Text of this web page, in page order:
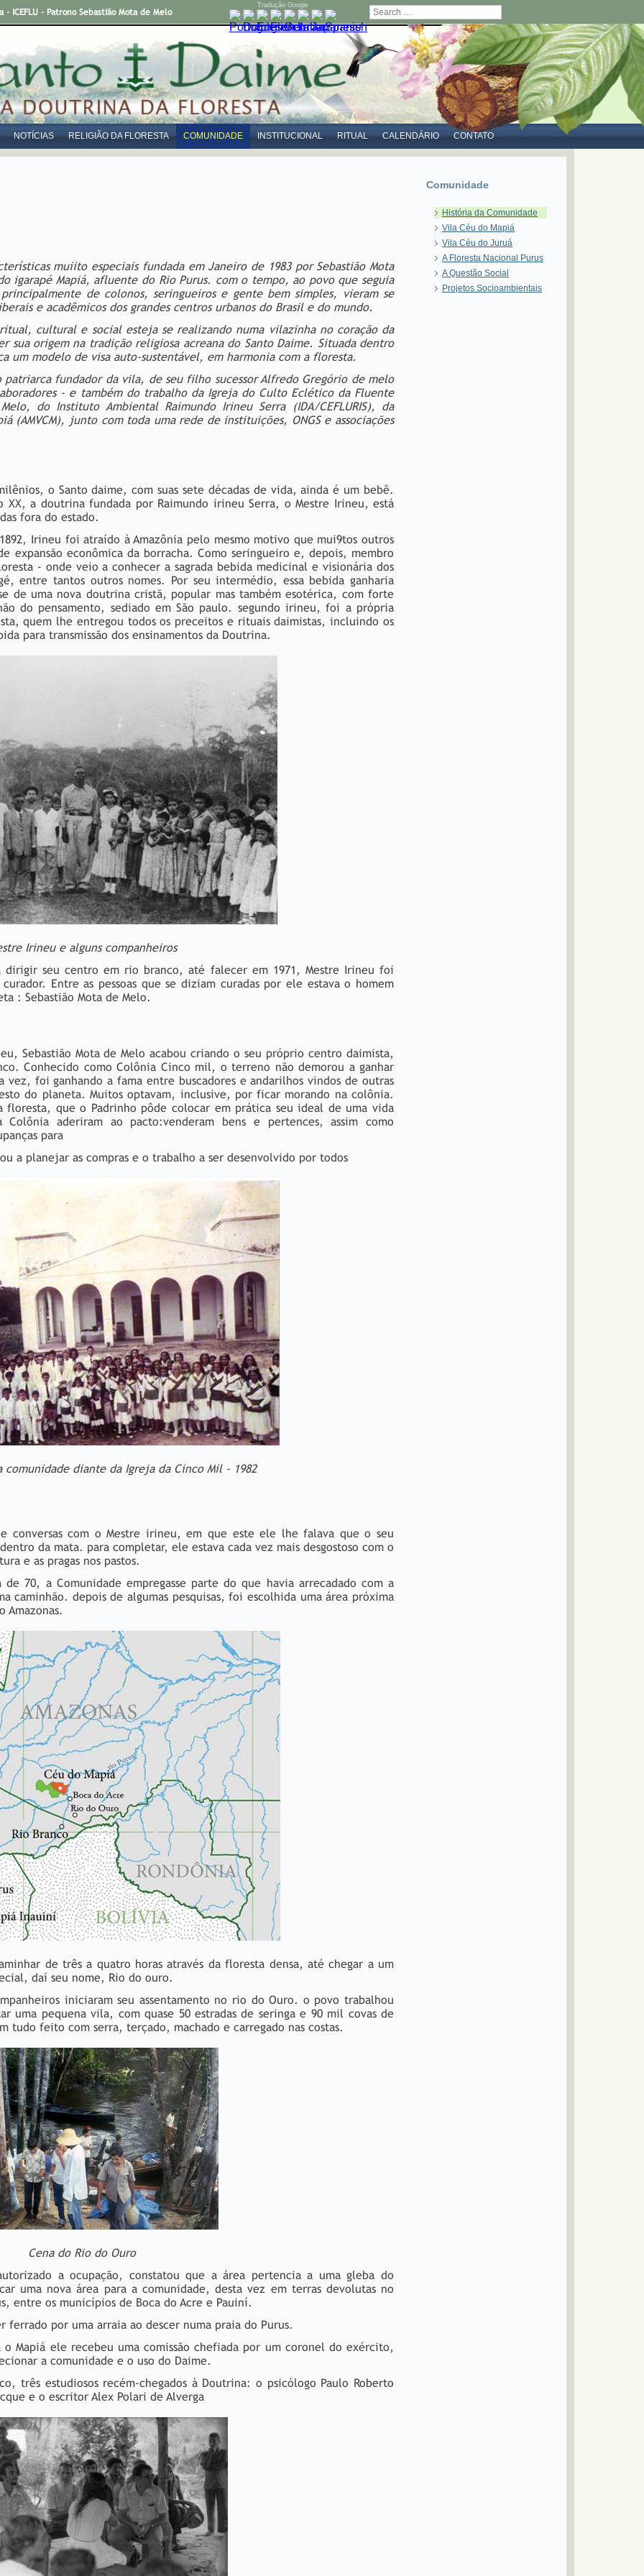
NOTÍCIAS RELIGIÃO DA FLORESTA COMUNIDADE INSTITUCIONAL RITUAL CALENDÁRIO CONTATO
ICEFLU - Patrono Sebastião Mota de Melo Search
Tradução Google
muiito especiais fundada em Janeiro de 1983 por Sebastião Mota
igarapé Mapiá, afluente do Rio Purus. com o tempo, ao povo que seguia
de colonos, seringueiros e gente bem simples, vieram se
e acadêmicos dos grandes centros urbanos do Brasil e do mundo.
cultural e social esteja se realizando numa vilazinha no coração da
sua origem na tradição religiosa acreana do Santo Daime. Situada dentro
um modelo de visa auto-sustentável, em harmonia com a floresta.
patriarca fundador da vila, de seu filho sucessor Alfredo Gregório de melo
- e também do trabalho da Igreja do Culto Eclético da Fluente
do Instituto Ambiental Raimundo Irineu Serra (IDA/CEFLURIS), da
(AMVCM), junto com toda uma rede de instituições, ONGS e associações
o Santo daime, com suas sete décadas de vida, ainda é um bebê.
a doutrina fundada por Raimundo irineu Serra, o Mestre Irineu, está
fora do estado.
Irineu foi atraído à Amazônia pelo mesmo motivo que mui9tos outros
expansão econômica da borracha. Como seringueiro e, depois, membro
- onde veio a conhecer a sagrada bebida medicinal e visionária dos
entre tantos outros nomes. Por seu intermédio, essa bebida ganharia
de uma nova doutrina cristã, popular mas também esotérica, com forte
do pensamento, sediado em São paulo. segundo irineu, foi a própria
quem lhe entregou todos os preceitos e rituais daimistas, incluindo os
para transmissão dos ensinamentos da Doutrina.
Irineu e alguns companheiros
dirigir seu centro em rio branco, até falecer em 1971, Mestre Irineu foi
Entre as pessoas que se diziam curadas por ele estava o homem
: Sebastião Mota de Melo.
Sebastião Mota de Melo acabou criando o seu próprio centro daimista,
Conhecido como Colônia Cinco mil, o terreno não demorou a ganhar
foi ganhando a fama entre buscadores e andarilhos vindos de outras
do planeta. Muitos optavam, inclusive, por ficar morando na colônia.
que o Padrinho pôde colocar em prática seu ideal de uma vida
aderiram ao pacto:venderam bens e pertences, assim como
para
a planejar as compras e o trabalho a ser desenvolvido por todos
comunidade diante da Igreja da Cinco Mil - 1982
conversas com o Mestre irineu, em que este ele lhe falava que o seu
da mata. para completar, ele estava cada vez mais desgostoso com o
e as pragas nos pastos.
70, a Comunidade empregasse parte do que havia arrecadado com a
caminhão. depois de algumas pesquisas, foi escolhida uma área próxima
Amazonas.
de três a quatro horas através da floresta densa, até chegar a um
daí seu nome, Rio do ouro.
iniciaram seu assentamento no rio do Ouro. o povo trabalhou
uma pequena vila, com quase 50 estradas de seringa e 90 mil covas de
tudo feito com serra, terçado, machado e carregado nas costas.
Cena do Rio do Ouro
a ocupação, constatou que a área pertencia a uma gleba do
uma nova área para a comunidade, desta vez em terras devolutas no
entre os municípios de Boca do Acre e Pauiní.
ferrado por uma arraia ao descer numa praia do Purus.
Mapiá ele recebeu uma comissão chefiada por um coronel do exército,
a comunidade e o uso do Daime.
três estudiosos recém-chegados à Doutrina: o psicólogo Paulo Roberto
e o escritor Alex Polari de Alverga
Comunidade
História da Comunidade
Vila Céu do Mapiá
Vila Céu do Juruá
A Floresta Nacional Purus
A Questão Social
Projetos Socioambientais